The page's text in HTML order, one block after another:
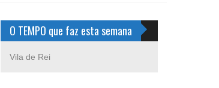
O TEMPO que faz esta semana
Vila de Rei